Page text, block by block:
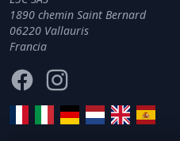
1890 chemin Saint Bernard
06220 Vallauris
Francia
FacebookInstagram